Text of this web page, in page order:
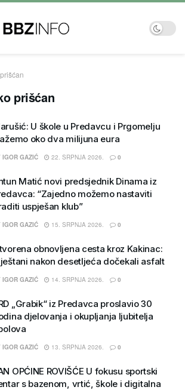
prišćan
U škole u Predavcu i Prgomelju
oko dva milijuna eura
IGOR GAZIĆ 22. SRPNJA 2026. 0
Matić novi predsjednik Dinama iz
“Zajedno možemo nastaviti
uspješan klub”
IGOR GAZIĆ 15. SRPNJA 2026. 0
obnovljena cesta kroz Kakinac:
nakon desetljeća dočekali asfalt
IGOR GAZIĆ 14. SRPNJA 2026. 0
„Grabik“ iz Predavca proslavio 30
djelovanja i okupljanja ljubitelja
IGOR GAZIĆ 13. SRPNJA 2026. 0
OPĆINE ROVIŠĆE U fokusu sportski
s bazenom, vrtić, škole i digitalna